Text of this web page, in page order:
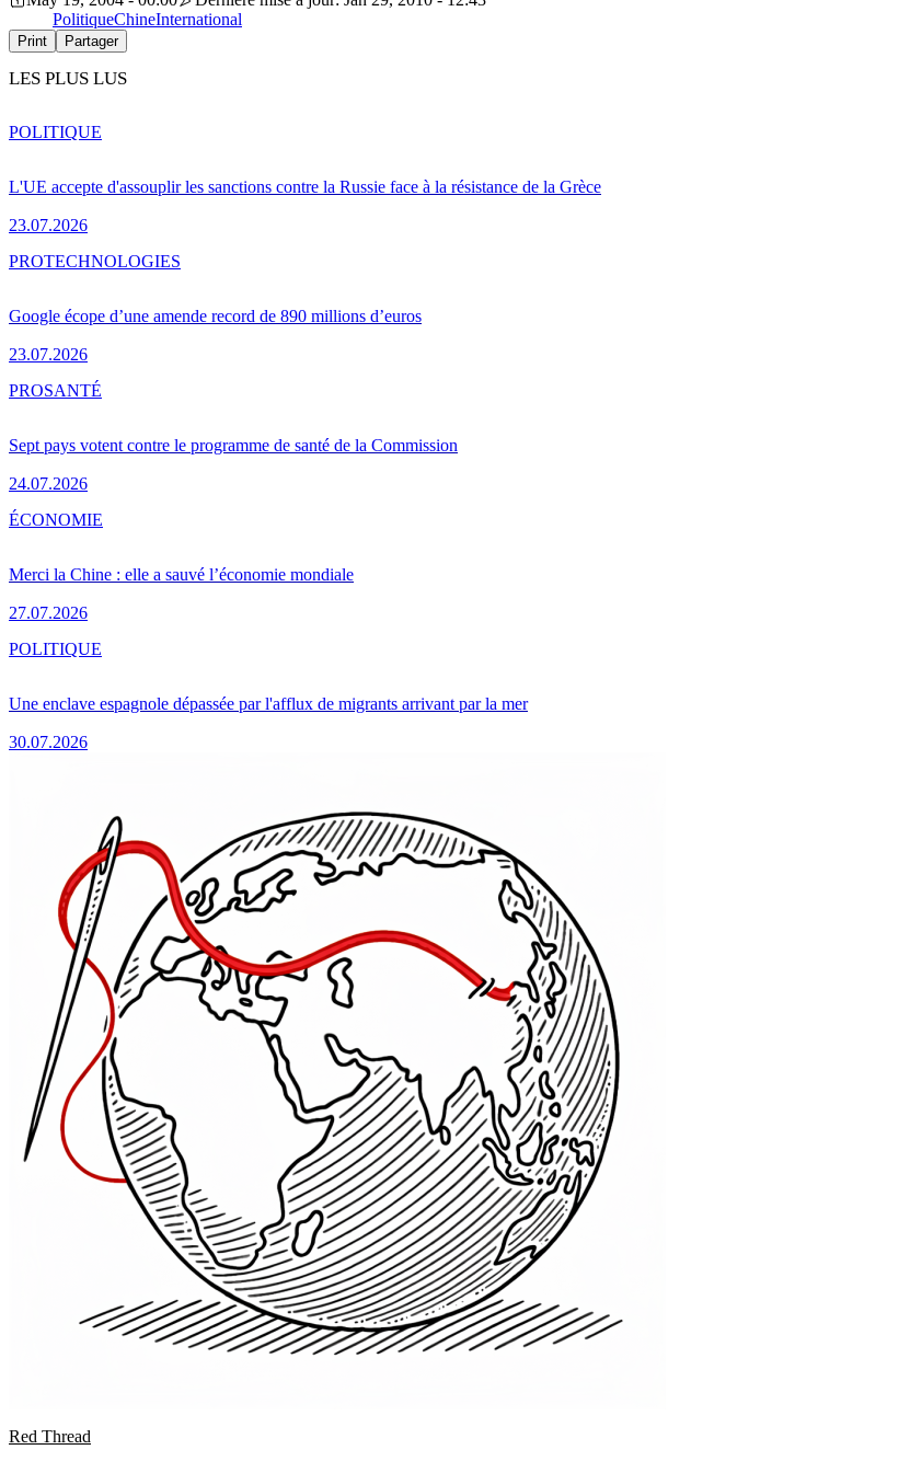
PolitiqueChineInternational
Print Partager
LES PLUS LUS
L'UE accepte d'assouplir les sanctions contre la Russie face à la résistance de la Grèce
23.07.2026
POLITIQUE
Google écope d’une amende record de 890 millions d’euros
23.07.2026
PROTECHNOLOGIES
Sept pays votent contre le programme de santé de la Commission
24.07.2026
PROSANTÉ
Merci la Chine : elle a sauvé l’économie mondiale
27.07.2026
ÉCONOMIE
Une enclave espagnole dépassée par l'afflux de migrants arrivant par la mer
30.07.2026
POLITIQUE
Red Thread